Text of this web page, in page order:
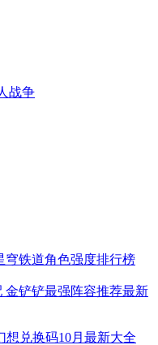
战争
穹铁道角色强度排行榜
金铲铲最强阵容推荐最新
想兑换码10月最新大全